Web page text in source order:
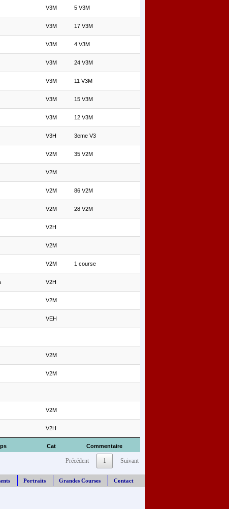
Cat Commentaire
V3M 5 V3M
V3M 17 V3M
V3M 4 V3M
V3M 24 V3M
V3M 11 V3M
V3M 15 V3M
V3M 12 V3M
V3H 3eme V3
V2M 35 V2M
V2M
V2M 86 V2M
V2M 28 V2M
V2H
V2M
V2M 1 course
V2H
V2M
VEH
V2M
V2M
V2M
V2H
Précédent 1 Suivant
Portraits Grandes Courses Contact